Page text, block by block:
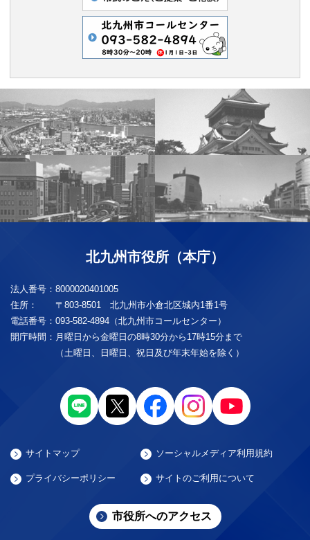
北九州市役所（本庁）
法人番号： 8000020401005
住所：
〒803-8501 北九州市小倉北区城内1番1号
電話番号： 093-582-4894（北九州市コールセンター）
開庁時間： 月曜日から金曜日の8時30分から17時15分まで
（土曜日、日曜日、祝日及び年末年始を除く）
サイトマップ ソーシャルメディア利用規約
プライバシーポリシー サイトのご利用について
市役所へのアクセス